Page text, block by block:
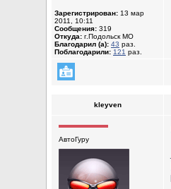
Зарегистрирован: 13 мар
2011, 10:11
Сообщения: 319
Откуда: г.Подольск МО
Благодарил (а): 43 раз.
Поблагодарили: 121 раз.
kleyven
АвтоГуру